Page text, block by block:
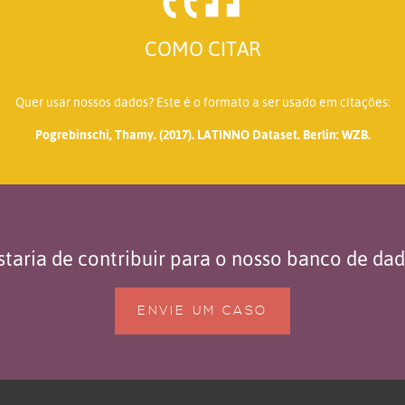
COMO CITAR
Quer usar nossos dados? Este é o formato a ser usado em citações:
Pogrebinschi, Thamy. (2017). LATINNO Dataset. Berlin: WZB.
de contribuir para o nosso banco de
ENVIE UM CASO